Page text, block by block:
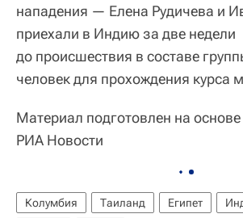
нападения — Елена Рудичева и
приехали в Индию за две недели
до происшествия в составе
человек для прохождения курса
Материал подготовлен на
РИА Новости
Колумбия Таиланд Египет